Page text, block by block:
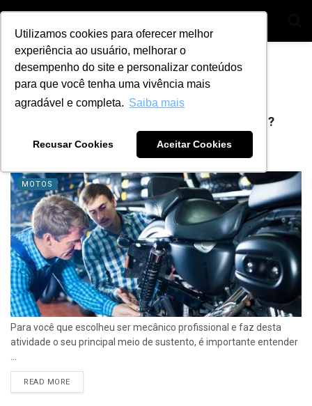
Utilizamos cookies para oferecer melhor
experiência ao usuário, melhorar o
desempenho do site e personalizar conteúdos
para que você tenha uma vivência mais
agradável e completa. Saiba mais
Recusar Cookies Aceitar Cookies
Home Tag novas tecnologias
Tag:novas tecnologias
Qual o perfil de um bom mecânico profissional?
Confira 6 quesitos
23 DE NOVEMBRO DE 2023
MOTOS
Para você que escolheu ser mecânico profissional e faz desta
atividade o seu principal meio de sustento, é importante entender
READ MORE